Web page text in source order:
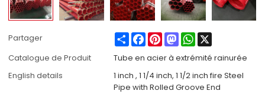
Partager ShareFacebook
PinterestMastodonWhatsApp
Catalogue de Produit
Tube en acier à extrémité rainurée
English details
1 inch , 1 1/4 inch, 1 1/2 inch fire Steel
Pipe with Rolled Groove End